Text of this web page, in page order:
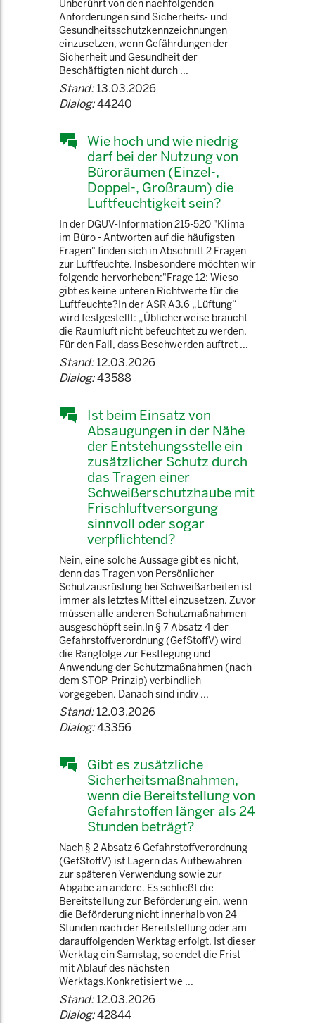
Unberührt von den nachfolgenden
Anforderungen sind Sicherheits- und
Gesundheitsschutzkennzeichnungen
einzusetzen, wenn Gefährdungen der
Sicherheit und Gesundheit der
Beschäftigten nicht durch ...
Stand:13.03.2026
Dialog:44240
Wie hoch und wie niedrig
darf bei der Nutzung von
Büroräumen (Einzel-,
Doppel-, Großraum) die
Luftfeuchtigkeit sein?
In der DGUV-Information 215-520 "Klima
im Büro - Antworten auf die häufigsten
Fragen" finden sich in Abschnitt 2 Fragen
zur Luftfeuchte. Insbesondere möchten wir
folgende hervorheben:"Frage 12: Wieso
gibt es keine unteren Richtwerte für die
Luftfeuchte?In der ASR A3.6 „Lüftung“
wird festgestellt: „Üblicherweise braucht
die Raumluft nicht befeuchtet zu werden.
Für den Fall, dass Beschwerden auftret ...
Stand:12.03.2026
Dialog:43588
Ist beim Einsatz von
Absaugungen in der Nähe
der Entstehungsstelle ein
zusätzlicher Schutz durch
das Tragen einer
Schweißerschutzhaube mit
Frischluftversorgung
sinnvoll oder sogar
verpflichtend?
Nein, eine solche Aussage gibt es nicht,
denn das Tragen von Persönlicher
Schutzausrüstung bei Schweißarbeiten ist
immer als letztes Mittel einzusetzen. Zuvor
müssen alle anderen Schutzmaßnahmen
ausgeschöpft sein.In § 7 Absatz 4 der
Gefahrstoffverordnung (GefStoffV) wird
die Rangfolge zur Festlegung und
Anwendung der Schutzmaßnahmen (nach
dem STOP-Prinzip) verbindlich
vorgegeben. Danach sind indiv ...
Stand:12.03.2026
Dialog:43356
Gibt es zusätzliche
Sicherheitsmaßnahmen,
wenn die Bereitstellung von
Gefahrstoffen länger als 24
Stunden beträgt?
Nach § 2 Absatz 6 Gefahrstoffverordnung
(GefStoffV) ist Lagern das Aufbewahren
zur späteren Verwendung sowie zur
Abgabe an andere. Es schließt die
Bereitstellung zur Beförderung ein, wenn
die Beförderung nicht innerhalb von 24
Stunden nach der Bereitstellung oder am
darauffolgenden Werktag erfolgt. Ist dieser
Werktag ein Samstag, so endet die Frist
mit Ablauf des nächsten
Werktags.Konkretisiert we ...
Stand:12.03.2026
Dialog:42844